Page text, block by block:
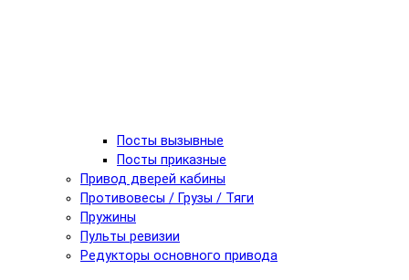
Посты вызывные
Посты приказные
Привод дверей кабины
Противовесы / Грузы / Тяги
Пружины
Пульты ревизии
Редукторы основного привода